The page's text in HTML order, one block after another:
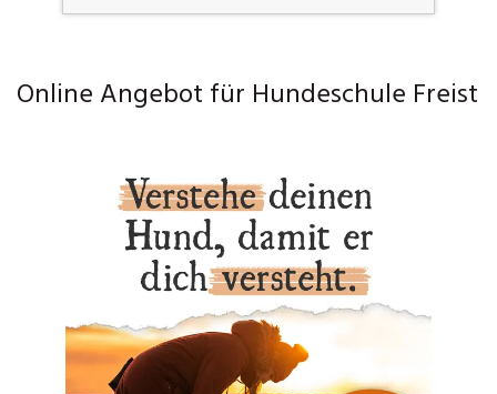
Online Angebot für Hundeschule Freist